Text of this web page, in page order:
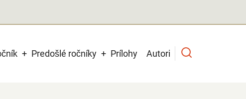
Predošlé ročníky Prílohy Autori